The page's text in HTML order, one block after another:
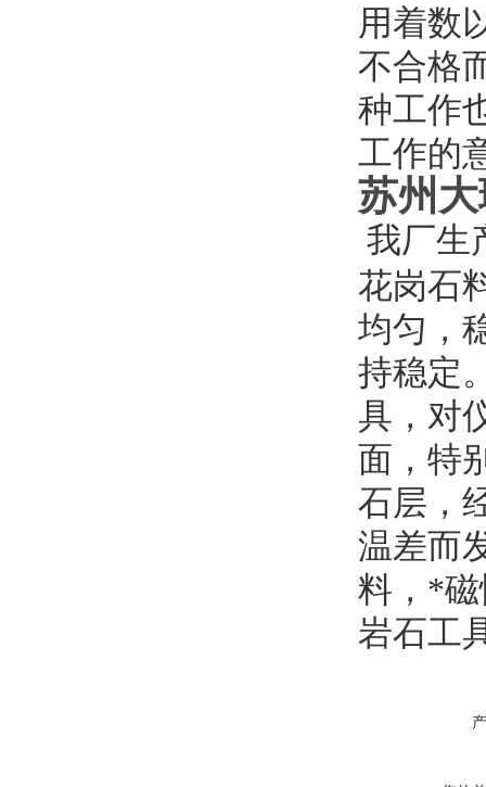
用着数
不合格
种工作
工作的
苏州
我厂生
花岗石
均匀，
持稳定
具，对
面，特
石层，
温差而
料，*磁
岩石工